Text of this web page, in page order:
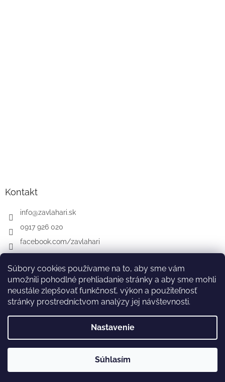
Súbory cookies používame na to, aby sme vám
umožnili pohodlné prehliadanie stránky a aby sme mohli
neustále zlepšovať funkčnosť, výkon a použiteľnosť
stránky prostredníctvom analýzy jej návštevnosti.
Nastavenie
Súhlasím
Kontakt
info@zavlahari.sk
0917 926 020
facebook.com/zavlahari
GARDENA McCULLOCH CZ AT DE
Vytvoril Shoptet
zavlahari.sk. Všetky práva vyhradené.